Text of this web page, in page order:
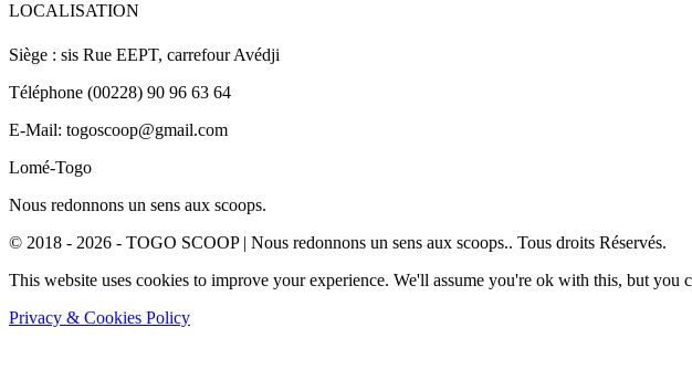
LOCALISATION
Siège : sis Rue EEPT, carrefour Avédji
Téléphone (00228) 90 96 63 64
E-Mail: togoscoop@gmail.com
Lomé-Togo
Nous redonnons un sens aux scoops.
© 2018 - 2026 - TOGO SCOOP | Nous redonnons un sens aux scoops.. Tous droits Réservés.
This website uses cookies to improve your experience. We'll assume you're ok with this, but you
Privacy & Cookies Policy